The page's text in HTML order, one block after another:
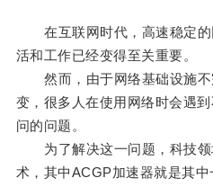
在互联网时代，高速稳定的
活和工作已经变得至关重要。
然而，由于网络基础设施不
变，很多人在使用网络时会遇
问的问题。
为了解决这一问题，科技领
术，其中ACGP加速器就是其中